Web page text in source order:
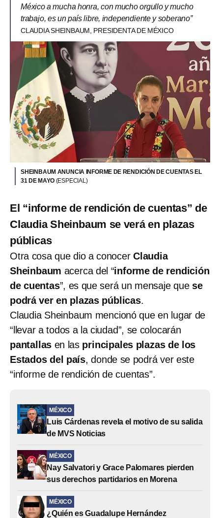
México a mucha honra, con mucho orgullo y mucho
trabajo, es un país libre, independiente y soberano”
CLAUDIA SHEINBAUM, PRESIDENTA DE MÉXICO
SHEINBAUM ANUNCIA INFORME DE RENDICIÓN DE CUENTAS EL
31 DE MAYO (ESPECIAL)
El “informe de rendición de cuentas” de
Claudia Sheinbaum se verá en plazas
públicas
Otra cosa que dio a conocer Claudia
Sheinbaum acerca del “informe de rendición
de cuentas”, es que será un mensaje que se
podrá ver en plazas públicas.
Claudia Sheinbaum mencionó que en lugar de
“llevar a todos a la ciudad”, se colocarán
pantallas en las principales plazas de los
Estados del país, donde se podrá ver este
“informe de rendición de cuentas”.
MÉXICO
Luis Cárdenas revela el motivo de su salida
de MVS Noticias
MÉXICO
Nay Salvatori y Grace Palomares pierden
sus derechos partidarios en Morena
MÉXICO
¿Quién es Guadalupe Hernández